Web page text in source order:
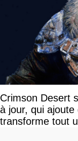
Crimson Desert
à jour, qui
transforme tout